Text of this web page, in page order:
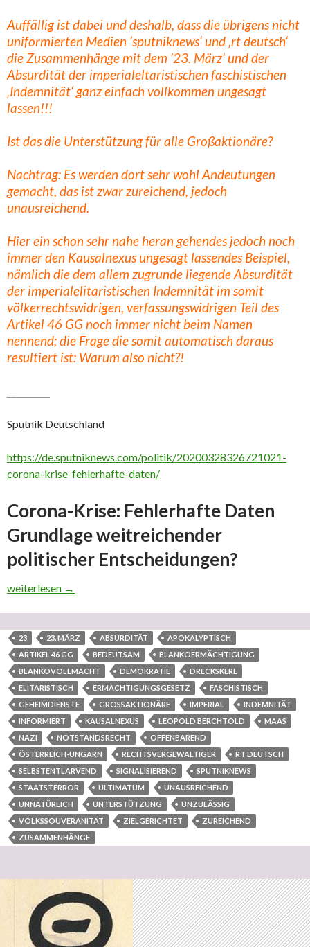
Auffällig ist dabei und deshalb, dass die übrigens nicht
uniformierten Medien ’sputniknews‘ und ‚rt deutsch‘
die Zusammenhänge mit dem ’23. März‘ und der
Absurdität der imperialeltaristischen faschistischen
‚Indemnität‘ ganz einfach vollkommen ungesagt
lassen!!!
Ist das die Unterstützung für alle Großaktionäre?
Nachtrag: Es werden dort sehr wohl Andeutungen
gemacht, das ist zwar zureichend, jedoch
unausreichend.
Hier ein schon sehr nahe heran gehendes jedoch noch
immer den Kausalnexus ungesagt lassendes Beispiel,
nämlich die dem allem zugrunde liegende Absurdität
der imperialelitaristischen Indemnität im somit
völkerrechtswidrigen, verfassungswidrigen Teil des
Artikel 46 GG noch immer nicht beim Namen
nennend; die Frage die somit automatisch daraus
resultiert ist: Warum also nicht?!
Sputnik Deutschland
https://de.sputniknews.com/politik/20200328326721021-
corona-krise-fehlerhafte-daten/
Corona-Krise: Fehlerhafte Daten
Grundlage weitreichender
politischer Entscheidungen?
AKTUALISIERUNG: Auffällig ist auch, dass die Medien
weiterlesen →
23 23. MÄRZ ABSURDITÄT
APOKALYPTISCH
ARTIKEL 46 GG
BEDEUTSAM
BLANKOERMÄCHTIGUNG
BLANKOVOLLMACHT
DEMOKRATIE
DRECKSKERL
ELITARISTISCH
ERMÄCHTIGUNGSGESETZ
FASCHISTISCH
GEHEIMDIENSTE
GROSSAKTIONÄRE IMPERIAL
INDEMNITÄT
INFORMIERT
KAUSALNEXUS LEOPOLD BERCHTOLD
MAAS
NAZI
NOTSTANDSRECHT
OFFENBAREND
ÖSTERREICH-UNGARN
RECHTSVERGEWALTIGER
RT DEUTSCH
SELBSTENTLARVEND
SIGNALISIEREND
SPUTNIKNEWS
STAATSTERROR
ULTIMATUM
UNAUSREICHEND
UNNATÜRLICH
UNTERSTÜTZUNG
UNZULÄSSIG
VOLKSSOUVERÄNITÄT
ZIELGERICHTET
ZUREICHEND
ZUSAMMENHÄNGE